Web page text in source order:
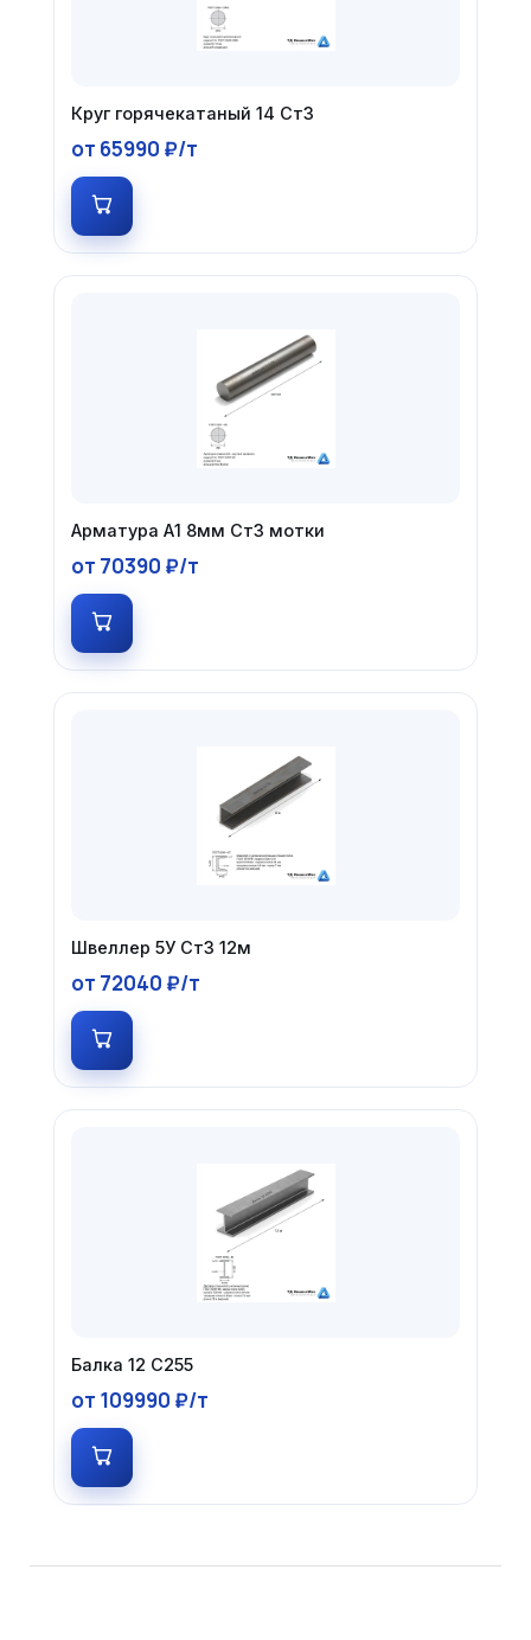
Круг горячекатаный 14 Ст3
от 65990 ₽/т
Арматура А1 8мм Ст3 мотки
от 70390 ₽/т
Швеллер 5У Ст3 12м
от 72040 ₽/т
Балка 12 С255
от 109990 ₽/т